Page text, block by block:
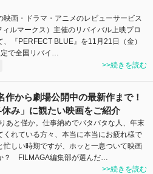
映画・ドラマ・アニメのレビューサービス
ィルマークス）主催のリバイバル上映プロ
、『PERFECT BLUE』を11月21日（金）
で全国リバイ…
>>続きを読む
から劇場公開中の最新作まで！
み」に観たい映画をご紹介
あと僅か。仕事納めでバタバタな人、年末
くれている方々、本当に本当にお疲れ様で
忙しい時期ですが、ホッと一息ついて映画
？ FILMAGA編集部が選んだ…
>>続きを読む